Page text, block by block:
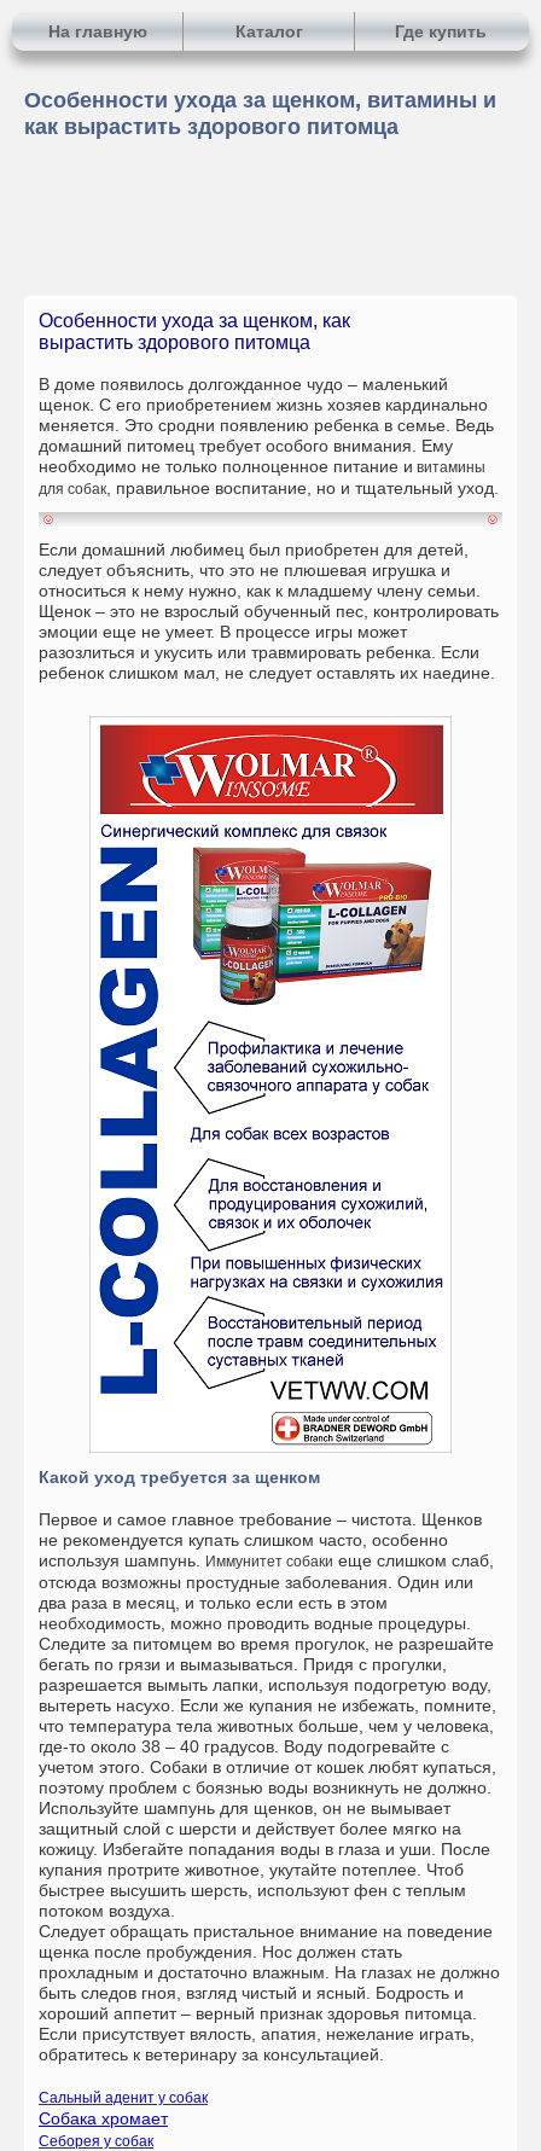
На главную Каталог Где купить
Особенности ухода за щенком, витамины и
как вырастить здорового питомца
Особенности ухода за щенком, как
вырастить здорового питомца
В доме появилось долгожданное чудо – маленький
щенок. С его приобретением жизнь хозяев кардинально
меняется. Это сродни появлению ребенка в семье. Ведь
домашний питомец требует особого внимания. Ему
необходимо не только полноценное питание и витамины
для собак , правильное воспитание, но и тщательный уход.
Если домашний любимец был приобретен для детей,
следует объяснить, что это не плюшевая игрушка и
относиться к нему нужно, как к младшему члену семьи.
Щенок – это не взрослый обученный пес, контролировать
эмоции еще не умеет. В процессе игры может
разозлиться и укусить или травмировать ребенка. Если
ребенок слишком мал, не следует оставлять их наедине.
Какой уход требуется за щенком
Первое и самое главное требование – чистота. Щенков
не рекомендуется купать слишком часто, особенно
используя шампунь.
Иммунитет собаки еще слишком слаб,
отсюда возможны простудные заболевания. Один или
два раза в месяц, и только если есть в этом
необходимость, можно проводить водные процедуры.
Следите за питомцем во время прогулок, не разрешайте
бегать по грязи и вымазываться. Придя с прогулки,
разрешается вымыть лапки, используя подогретую воду,
вытереть насухо. Если же купания не избежать, помните,
что температура тела животных больше, чем у человека,
где-то около 38 – 40 градусов. Воду подогревайте с
учетом этого. Собаки в отличие от кошек любят купаться,
поэтому проблем с боязнью воды возникнуть не должно.
Используйте шампунь для щенков, он не вымывает
защитный слой с шерсти и действует более мягко на
кожицу. Избегайте попадания воды в глаза и уши. После
купания протрите животное, укутайте потеплее. Чтоб
быстрее высушить шерсть, используют фен с теплым
потоком воздуха.
Следует обращать пристальное внимание на поведение
щенка после пробуждения. Нос должен стать
прохладным и достаточно влажным. На глазах не должно
быть следов гноя, взгляд чистый и ясный. Бодрость и
хороший аппетит – верный признак здоровья питомца.
Если присутствует вялость, апатия, нежелание играть,
обратитесь к ветеринару за консультацией.
Сальный аденит у собак
Собака хромает
Себорея у собак